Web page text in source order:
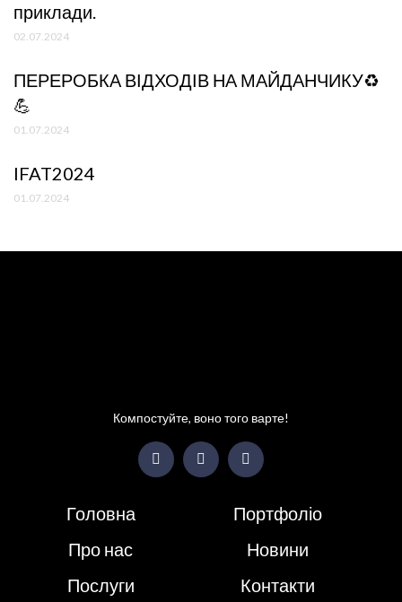
приклади.
02.07.2024
ПЕРЕРОБКА ВІДХОДІВ НА МАЙДАНЧИКУ♻️
💪
01.07.2024
IFAT2024
01.07.2024
Компостуйте, воно того варте!
Головна
Про нас
Послуги
Портфоліо
Новини
Контакти